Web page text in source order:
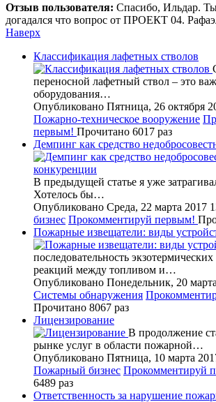
Отзыв пользователя: Спасибо, Ильдар.
догадался что вопрос от ПРОЕКТ 04.
Наверх
Классификация лафетных стволов
переносной лафетный ствол – это
оборудования…
Опубликовано Пятница, 26 октября
Пожарно-техническое вооружение
первым! Прочитано 6017 раз
Демпинг как средство
В предыдущей статье я уже
Хотелось бы…
Опубликовано Среда, 22 марта 2017
бизнес Прокомментируй первым!
Пожарные извещатели: виды
последовательность
реакций между топливом и…
Опубликовано Понедельник, 20
Системы обнаружения
Прочитано 8067 раз
Лицензирование
В продолжение
рынке услуг в области пожарной…
Опубликовано Пятница, 10 марта
Пожарный бизнес Прокомментируй
6489 раз
Ответственность за нарушение